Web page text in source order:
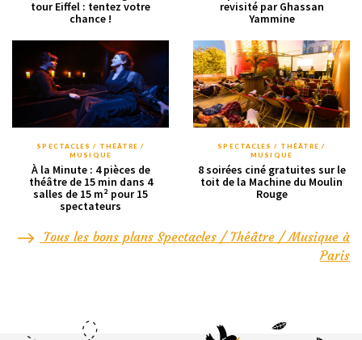
tour Eiffel : tentez votre
chance !
revisité par Ghassan
Yammine
SPECTACLES / THÉÂTRE /
MUSIQUE
À la Minute : 4 pièces de
théâtre de 15 min dans 4
salles de 15 m² pour 15
spectateurs
SPECTACLES / THÉÂTRE /
MUSIQUE
8 soirées ciné gratuites sur le
toit de la Machine du Moulin
Rouge
Tous les bons plans Spectacles / Théâtre / Musique à
Paris